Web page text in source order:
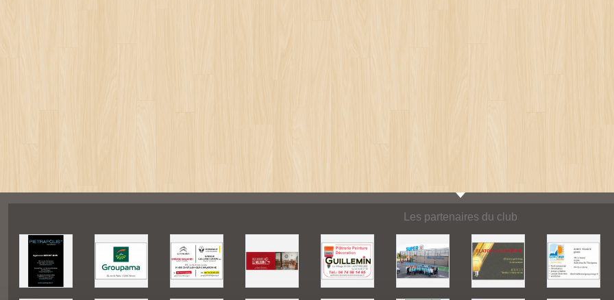
Les partenaires du club